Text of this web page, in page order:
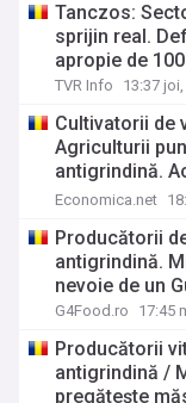
Tanczos:
sprijin real.
apropie de
TVR Info 13:37 joi,
Cultivatorii de
Agriculturii
antigrindină.
guvern demis
Economica.net
Producătorii
antigrindină.
nevoie de un
G4Food.ro 17:45
Producătorii
antigrindină /
pregăteşte